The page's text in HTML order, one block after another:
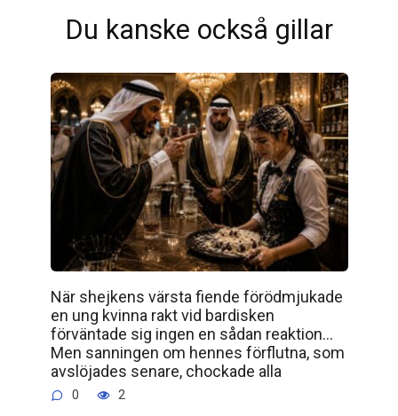
Du kanske också gillar
När shejkens värsta fiende förödmjukade
en ung kvinna rakt vid bardisken
förväntade sig ingen en sådan reaktion…
Men sanningen om hennes förflutna, som
avslöjades senare, chockade alla
0 2